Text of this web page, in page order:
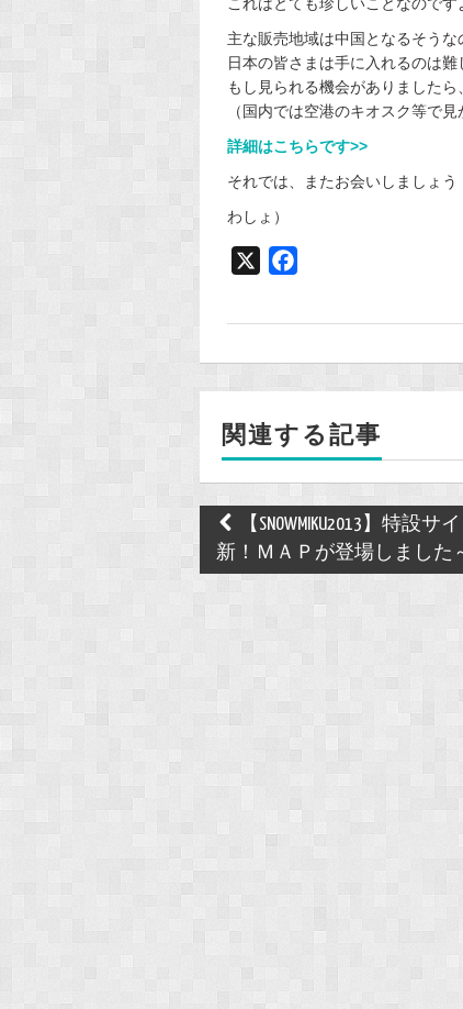
主な販売地域は中国となるそうな
日本の皆さまは手に入れるのは難
もし見られる機会がありましたら
（国内では空港のキオスク等で
詳細はこちらです>>
それでは、またお会いしましょう
わしょ）
o
k
関連する記事
Post
navigation
【SNOWMIKU2013】特設サ
新！ＭＡＰが登場しました